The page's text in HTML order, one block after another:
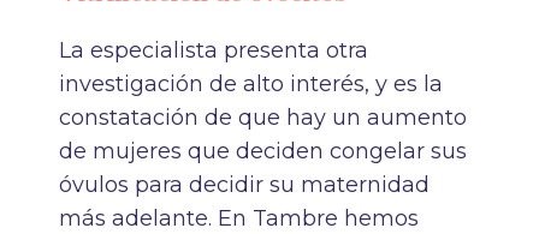
La especialista presenta otra
investigación de alto interés, y es la
constatación de que hay un aumento
de mujeres que deciden congelar sus
óvulos para decidir su maternidad
más adelante. En Tambre hemos